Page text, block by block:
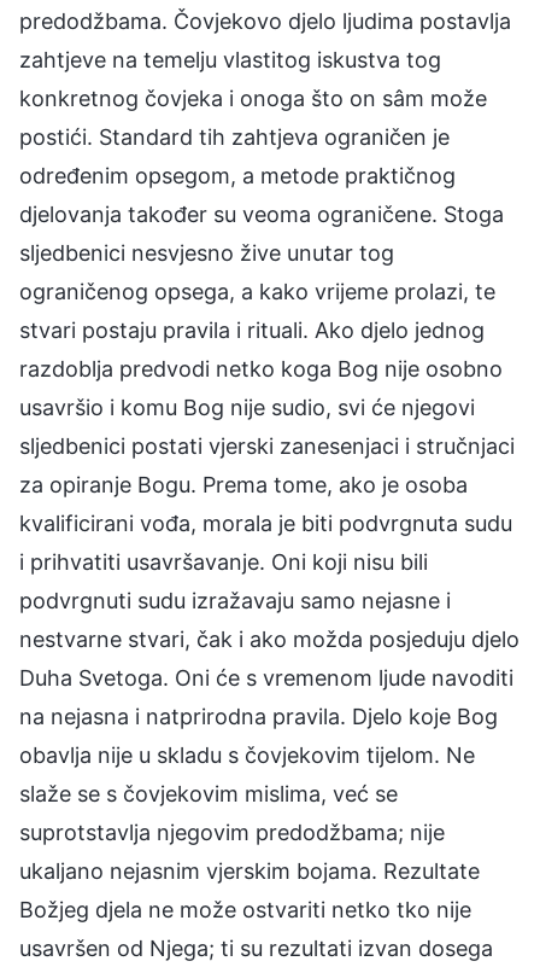
predodžbama. Čovjekovo djelo ljudima postavlja
zahtjeve na temelju vlastitog iskustva tog
konkretnog čovjeka i onoga što on sâm može
postići. Standard tih zahtjeva ograničen je
određenim opsegom, a metode praktičnog
djelovanja također su veoma ograničene. Stoga
sljedbenici nesvjesno žive unutar tog
ograničenog opsega, a kako vrijeme prolazi, te
stvari postaju pravila i rituali. Ako djelo jednog
razdoblja predvodi netko koga Bog nije osobno
usavršio i komu Bog nije sudio, svi će njegovi
sljedbenici postati vjerski zanesenjaci i stručnjaci
za opiranje Bogu. Prema tome, ako je osoba
kvalificirani vođa, morala je biti podvrgnuta sudu
i prihvatiti usavršavanje. Oni koji nisu bili
podvrgnuti sudu izražavaju samo nejasne i
nestvarne stvari, čak i ako možda posjeduju djelo
Duha Svetoga. Oni će s vremenom ljude navoditi
na nejasna i natprirodna pravila. Djelo koje Bog
obavlja nije u skladu s čovjekovim tijelom. Ne
slaže se s čovjekovim mislima, već se
suprotstavlja njegovim predodžbama; nije
ukaljano nejasnim vjerskim bojama. Rezultate
Božjeg djela ne može ostvariti netko tko nije
usavršen od Njega; ti su rezultati izvan dosega